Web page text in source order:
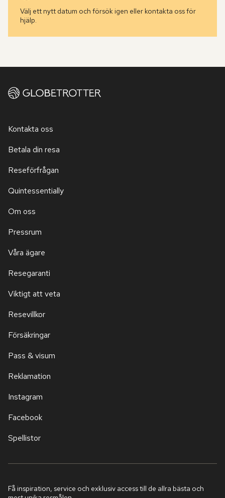
Välj ett nytt datum och försök igen eller kontakta oss för
hjälp.
Kontakta oss
Betala din resa
Reseförfrågan
Quintessentially
Om oss
Pressrum
Våra ägare
Resegaranti
Viktigt att veta
Resevillkor
Försäkringar
Pass & visum
Reklamation
Instagram
Facebook
Spellistor
Få inspiration, service och exklusiv access till de allra bästa och